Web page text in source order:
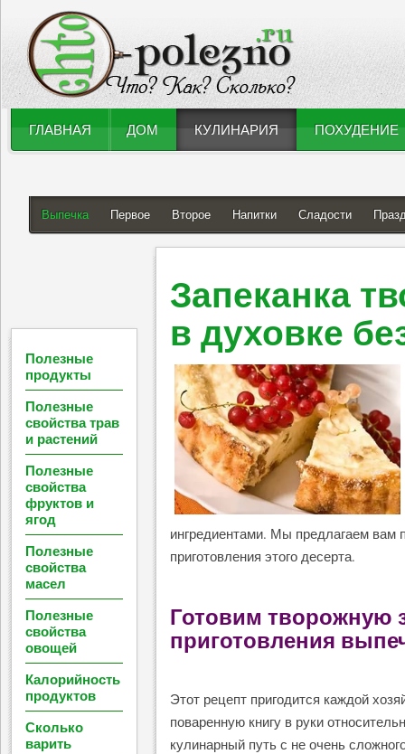
ГЛАВНАЯ ДОМ КУЛИНАРИЯ ПОХУДЕНИЕ
Выпечка Первое Второе Напитки Сладости
Запеканка
в духовке
ингредиентами. Мы предлагаем вам
приготовления этого десерта.
Готовим творожную
приготовления
Этот рецепт пригодится каждой
поваренную книгу в руки
кулинарный путь с не очень
Полезные
продукты
Полезные
свойства трав
и растений
Полезные
свойства
фруктов и
ягод
Полезные
свойства
масел
Полезные
свойства
овощей
Калорийность
продуктов
Сколько
варить